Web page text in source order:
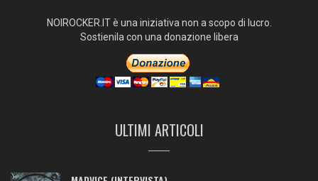
NOIROCKER.IT è una iniziativa non a scopo di lucro.
Sostienila con una donazione libera
ULTIMI ARTICOLI